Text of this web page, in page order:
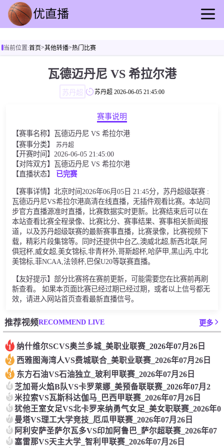
足球直播
其他转播
当前位置:首页>其他转播>热门比赛
瓦德迈丹尼 VS 希拉尔港
苏丹超 苏丹超 2026-06-05 21:45:00
赛事说明
【赛事名称】瓦德迈丹尼 VS 希拉尔港
【赛事分类】
苏丹超
【开赛时间】2026-06-05 21:45:00
【对阵双方】瓦德迈丹尼 VS 希拉尔港
【直播状态】
已完赛
【赛事详情】北京时间2026年06月05日 21:45分，苏丹超级联赛 :
瓦德迈丹尼VS希拉尔港高清在线直播，无插件观看比赛。本站同
步官方直播源准时直播，比赛数据实时更新。比赛结束后可以在
本站查看比赛全程录像、比赛比分、赛事结果、赛事相关新闻报
道，以及苏丹超级联赛的最新赛事直播，比赛录像，比赛视频下
载，精彩片段集锦等。同时还提供中台乙,澳威北超,新西北联,阿
俱冠杯,威女超,美女锦标,非青杯外,哥斯超杯,哈萨甲,黑山丙,中北
美锦标,菲NCAA,法领杯,巴保U20等联赛直播。
【友好提示】部分比赛将在赛前更新，可能需要您在比赛前再刷
新查看。 如果本页面比赛已经过期已经过期，或者以上信号都无
效，请进入网站首页查看最新直播信号。
推荐视频RECOMMEND LIVE 更多
1 纳什维尔SCVS奥兰多城_美职业联赛_2026年07月26日
2 西雅图海湾人VS费城联合_美职业联赛_2026年07月26日
3 东方石油VS石油独立_玻利甲联赛_2026年07月26日
4 芝加哥火焰B队VS卡罗莱娜_美预备联联赛_2026年07月2
5 米拉索VS瓦斯科达伽马_巴西甲联赛_2026年07月26日
6 犹他王室女足VS北卡罗来纳勇气女足_美女职联赛_2026年0
7 曼塔VS理工大学竞技_厄瓜甲联赛_2026年07月26日
8 阿利安萨圣萨尔瓦多VS印加阿鲁巴_萨尔超联赛_2026年07
9 塞雷那VS天主大学_智利甲联赛_2026年07月26日